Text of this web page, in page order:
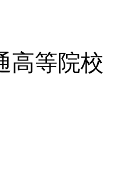
高等院校